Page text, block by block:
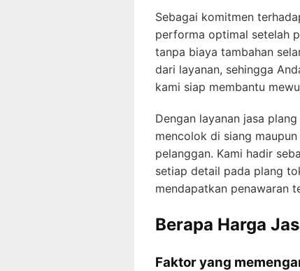
Sebagai komitmen
performa optimal setelah
tanpa biaya tambahan
dari layanan, sehingga
kami siap membantu
Dengan layanan jasa
mencolok di siang
pelanggan. Kami hadir
setiap detail pada plang
mendapatkan penawaran
Berapa Harga
Faktor yang